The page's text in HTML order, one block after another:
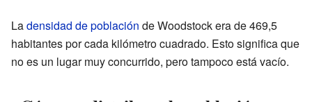
Ladensidad de población de Woodstock era de 469,5
habitantes por cada kilómetro cuadrado. Esto significa que
no es un lugar muy concurrido, pero tampoco está vacío.